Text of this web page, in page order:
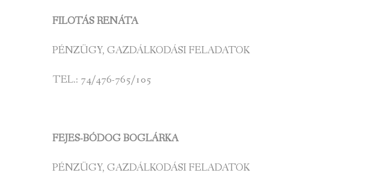
FILOTÁS RENÁTA
PÉNZÜGY, GAZDÁLKODÁSI FELADATOK
TEL.: 74/476-765/105
FEJES-BÓDOG BOGLÁRKA
PÉNZÜGY, GAZDÁLKODÁSI FELADATOK